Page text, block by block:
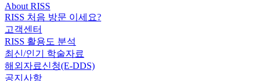
About RISS
RISS 처음 방문 이세요?
고객센터
RISS 활용도 분석
최신/인기 학술자료
해외자료신청(E-DDS)
공지사항